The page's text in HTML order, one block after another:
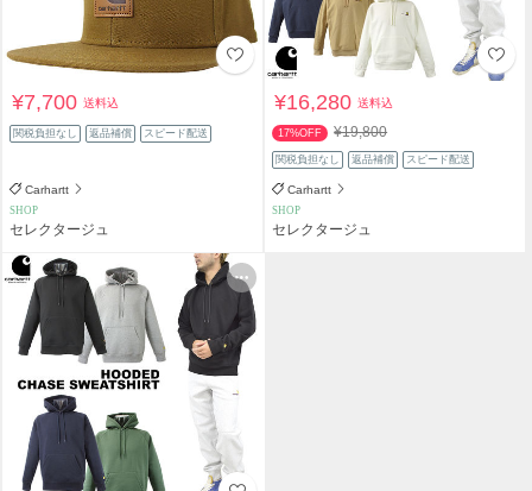
¥7,700送料込
関税負担なし 返品補償 スピード配送
Carhartt
SHOP
セレクタージュ
¥16,280送料込
17%OFF ¥19,800
関税負担なし 返品補償 スピード配送
Carhartt
SHOP
セレクタージュ